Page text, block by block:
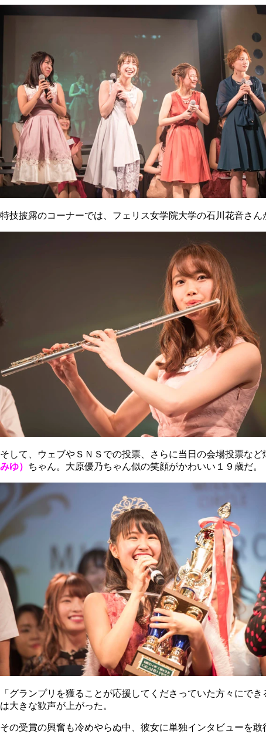
特技披露のコーナーでは、フェリス女学院大学の石川花音さ
そして、ウェブやＳＮＳでの投票、さらに当日の会場投票な
みゆ） ちゃん。大原優乃ちゃん似の笑顔がかわいい１９歳だ。
「グランプリを獲ることが応援してくださっていた方々にで
は大きな歓声が上がった。
その受賞の興奮も冷めやらぬ中、彼女に単独インタビューを